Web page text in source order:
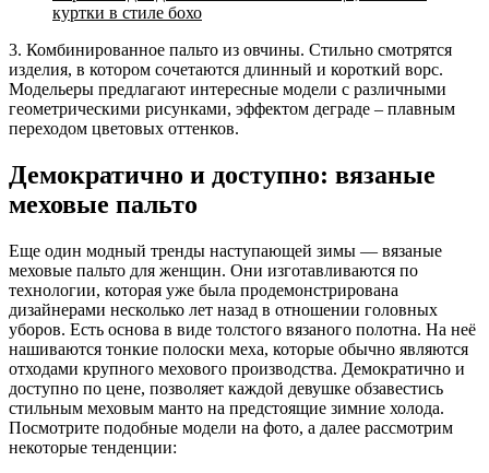
куртки в стиле бохо
3. Комбинированное пальто из овчины. Стильно смотрятся
изделия, в котором сочетаются длинный и короткий ворс.
Модельеры предлагают интересные модели с различными
геометрическими рисунками, эффектом деграде – плавным
переходом цветовых оттенков.
Демократично и доступно: вязаные
меховые пальто
Еще один модный тренды наступающей зимы — вязаные
меховые пальто для женщин. Они изготавливаются по
технологии, которая уже была продемонстрирована
дизайнерами несколько лет назад в отношении головных
уборов. Есть основа в виде толстого вязаного полотна. На неё
нашиваются тонкие полоски меха, которые обычно являются
отходами крупного мехового производства. Демократично и
доступно по цене, позволяет каждой девушке обзавестись
стильным меховым манто на предстоящие зимние холода.
Посмотрите подобные модели на фото, а далее рассмотрим
некоторые тенденции: